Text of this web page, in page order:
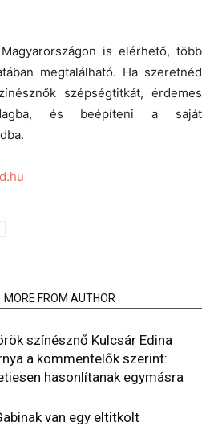
is elérhető, több
megtalálható. Ha szeretnéd
szépségtitkát, érdemes
és beépíteni a saját
MORE FROM AUTHOR
színésznő Kulcsár Edina
a kommentelők szerint:
hasonlítanak egymásra
van egy eltitkolt